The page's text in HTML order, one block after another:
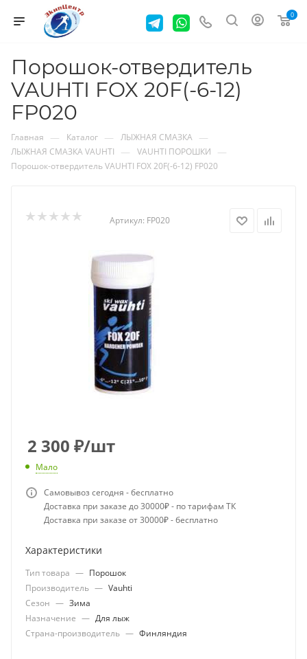
0
Порошок-отвердитель
VAUHTI FOX 20F(-6-12)
FP020
Главная — Каталог — ЛЫЖНАЯ СМАЗКА —
ЛЫЖНАЯ СМАЗКА VAUHTI — VAUHTI ПОРОШКИ —
Порошок-отвердитель VAUHTI FOX 20F(-6-12) FP020
Артикул: FP020
2 300 ₽/шт
Мало
Самовывоз сегодня - бесплатно
Доставка при заказе до 30000₽ - по тарифам ТК
Доставка при заказе от 30000₽ - бесплатно
Характеристики
Тип товара — Порошок
Производитель — Vauhti
Сезон — Зима
Назначение — Для лыж
Страна-производитель — Финляндия